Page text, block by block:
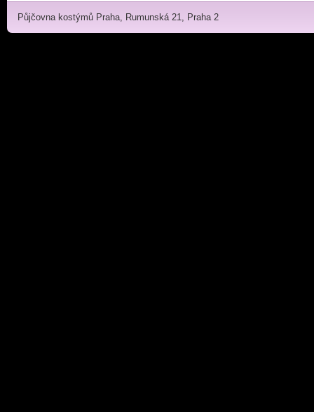
Půjčovna kostýmů Praha, Rumunská 21, Praha 2